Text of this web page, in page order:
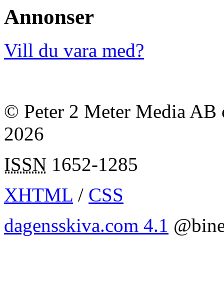
Annonser
Vill du vara med?
© Peter 2 Meter Media AB
2026
ISSN 1652-1285
XHTML / CSS
dagensskiva.com 4.1